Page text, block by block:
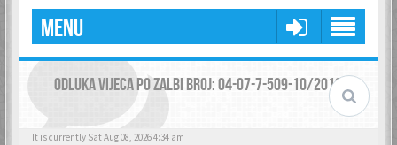
MENU
ODLUKA VIJECA PO ZALBI BROJ: 04-07-7-509-10/2019
It is currently Sat Aug 08, 2026 4:34 am